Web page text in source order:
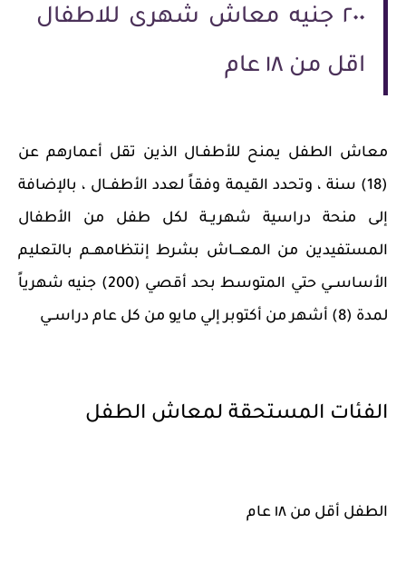
٢٠٠ جنيه معاش شهرى للاطفال
اقل من ١٨ عام
معاش الطفل يمنح للأطفـال الذين تقل أعمارهم عن
(18) سنة ، وتحدد القيمة وفقاً لعدد الأطفــال ، بالإضافة
إلى منحة دراسية شهريــة لكل طفل من الأطفال
المستفيدين من المعـــاش بشرط إنتظامهــم بالتعليم
الأساســي حتي المتوسط بحد أقصي (200) جنيه شهرياً
لمدة (8) أشهر من أكتوبر إلي مايو من كل عام دراســي
الفئات المستحقة لمعاش الطفل
الطفل أقل من ١٨ عام